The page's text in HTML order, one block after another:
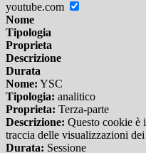
youtube.com
Nome
Tipologia
Proprieta
Descrizione
Durata
Nome: YSC
Tipologia: analitico
Proprieta: Terza-parte
Descrizione: Questo cookie è
traccia delle visualizzazioni
Durata: Sessione